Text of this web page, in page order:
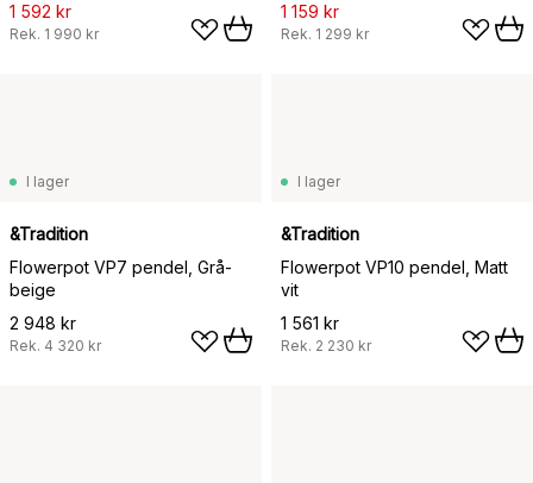
1 592 kr
Rek. 1 990 kr
1 159 kr
Rek. 1 299 kr
I lager
&Tradition
Flowerpot VP7 pendel, Grå-
beige
2 948 kr
Rek. 4 320 kr
I lager
&Tradition
Flowerpot VP10 pendel, Matt
vit
1 561 kr
Rek. 2 230 kr